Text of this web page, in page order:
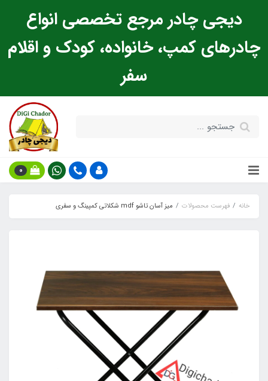
دیجی چادر مرجع تخصصی انواع
چادرهای کمپ، خانواده، کودک و اقلام
سفر
0
خانه فهرست محصولات میز آسان تاشو mdf شکلاتی کمپینگ و سفری